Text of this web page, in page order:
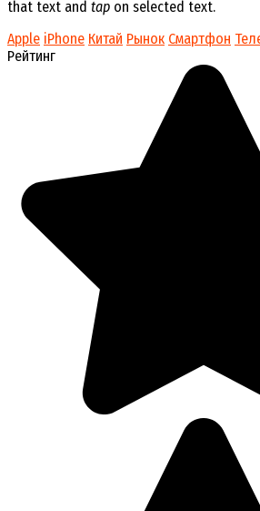
that text and tap on selected text.
Apple iPhone Китай Рынок Смартфон
Рейтинг